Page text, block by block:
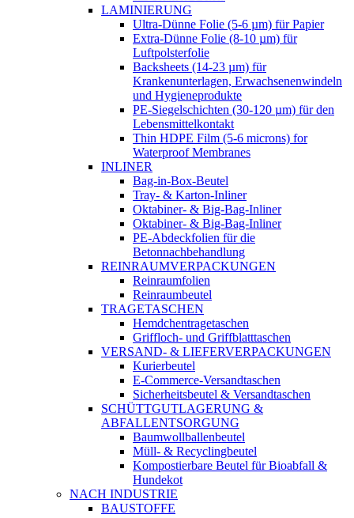
LAMINIERUNG
Ultra-Dünne Folie (5-6 µm) für Papier
Extra-Dünne Folie (8-10 µm) für
Luftpolsterfolie
Backsheets (14-23 µm) für
Krankenunterlagen, Erwachsenenwindeln
und Hygieneprodukte
PE-Siegelschichten (30-120 µm) für den
Lebensmittelkontakt
Thin HDPE Film (5-6 microns) for
Waterproof Membranes
INLINER
Bag-in-Box-Beutel
Tray- & Karton-Inliner
Oktabiner- & Big-Bag-Inliner
Oktabiner- & Big-Bag-Inliner
PE-Abdeckfolien für die
Betonnachbehandlung
REINRAUMVERPACKUNGEN
Reinraumfolien
Reinraumbeutel
TRAGETASCHEN
Hemdchentragetaschen
Griffloch- und Griffblatttaschen
VERSAND- & LIEFERVERPACKUNGEN
Kurierbeutel
E-Commerce-Versandtaschen
Sicherheitsbeutel & Versandtaschen
SCHÜTTGUTLAGERUNG &
ABFALLENTSORGUNG
Baumwollballenbeutel
Müll- & Recyclingbeutel
Kompostierbare Beutel für Bioabfall &
Hundekot
NACH INDUSTRIE
BAUSTOFFE